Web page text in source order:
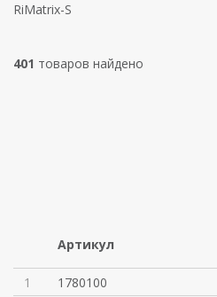
RiMatrix-S
401 товаров найдено
Артикул
1 1780100